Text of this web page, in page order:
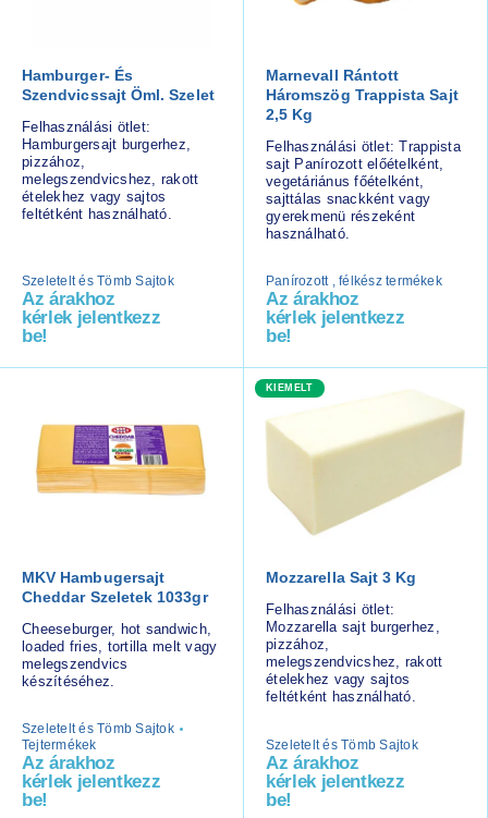
Hamburger- És
Szendvicssajt Öml. Szelet
Felhasználási ötlet:
Hamburgersajt burgerhez,
pizzához,
melegszendvicshez, rakott
ételekhez vagy sajtos
feltétként használható.
Szeletelt és Tömb Sajtok
Az árakhoz
kérlek jelentkezz
be!
Marnevall Rántott
Háromszög Trappista Sajt
2,5 Kg
Felhasználási ötlet: Trappista
sajt Panírozott előételként,
vegetáriánus főételként,
sajttálas snackként vagy
gyerekmenü részeként
használható.
Panírozott , félkész termékek
Az árakhoz
kérlek jelentkezz
be!
MKV Hambugersajt
Cheddar Szeletek 1033gr
Cheeseburger, hot sandwich,
loaded fries, tortilla melt vagy
melegszendvics
készítéséhez.
Szeletelt és Tömb Sajtok
Tejtermékek
Az árakhoz
kérlek jelentkezz
be!
KIEMELT
Mozzarella Sajt 3 Kg
Felhasználási ötlet:
Mozzarella sajt burgerhez,
pizzához,
melegszendvicshez, rakott
ételekhez vagy sajtos
feltétként használható.
Szeletelt és Tömb Sajtok
Az árakhoz
kérlek jelentkezz
be!